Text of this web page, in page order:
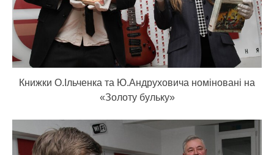
Книжки О.Ільченка та Ю.Андруховича номіновані на
«Золоту бульку»